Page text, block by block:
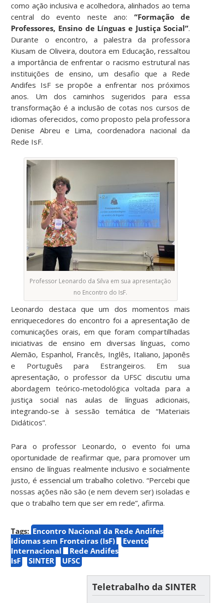
como ação inclusiva e acolhedora, alinhados ao tema
central do evento neste ano: “Formação de
Professores, Ensino de Línguas e Justiça Social”.
Durante o encontro, a palestra da professora
Kiusam de Oliveira, doutora em Educação, ressaltou
a importância de enfrentar o racismo estrutural nas
instituições de ensino, um desafio que a Rede
Andifes IsF se propõe a enfrentar nos próximos
anos. Um dos caminhos sugeridos para essa
transformação é a inclusão de cotas nos cursos de
idiomas oferecidos, como proposto pela professora
Denise Abreu e Lima, coordenadora nacional da
Rede IsF.
Professor Leonardo da Silva em sua apresentação
no Encontro do IsF.
Leonardo destaca que um dos momentos mais
enriquecedores do encontro foi a apresentação de
comunicações orais, em que foram compartilhadas
iniciativas de ensino em diversas línguas, como
Alemão, Espanhol, Francês, Inglês, Italiano, Japonês
e Português para Estrangeiros. Em sua
apresentação, o professor da UFSC discutiu uma
abordagem teórico-metodológica voltada para a
justiça social nas aulas de línguas adicionais,
integrando-se à sessão temática de “Materiais
Didáticos”.
Para o professor Leonardo, o evento foi uma
oportunidade de reafirmar que, para promover um
ensino de línguas realmente inclusivo e socialmente
justo, é essencial um trabalho coletivo. “Percebi que
nossas ações não são (e nem devem ser) isoladas e
que o trabalho tem que ser em rede”, afirma.
Tags: Encontro Nacional da Rede Andifes
Idiomas sem Fronteiras (IsF)
Evento
Internacional
Rede Andifes
IsF
SINTER UFSC
Teletrabalho da SINTER